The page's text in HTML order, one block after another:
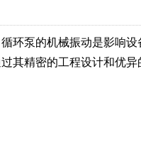
环泵的机械振动是影响设
其精密的工程设计和优